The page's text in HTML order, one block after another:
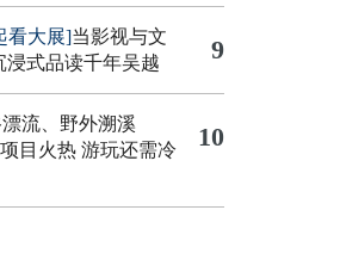
看大展]当影视与文
浸式品读千年吴越
9
流、野外溯溪
目火热 游玩还需冷
10